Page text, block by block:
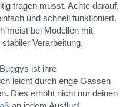
tragen musst. Achte darauf,
und schnell funktioniert.
meist bei Modellen mit
Verarbeitung.
ist ihre
leicht durch enge Gassen
Dies erhöht nicht nur deinen